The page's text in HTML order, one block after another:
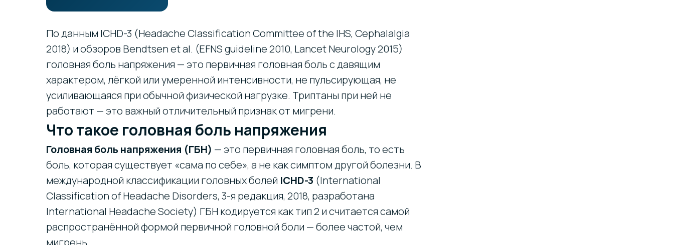
По данным ICHD-3 (Headache Classification Committee of the IHS, Cephalalgia
2018) и обзоров Bendtsen et al. (EFNS guideline 2010, Lancet Neurology 2015)
головная боль напряжения — это первичная головная боль с давящим
характером, лёгкой или умеренной интенсивности, не пульсирующая, не
усиливающаяся при обычной физической нагрузке. Триптаны при ней не
работают — это важный отличительный признак от мигрени.
Что такое головная боль напряжения
Головная боль напряжения (ГБН) — это первичная головная боль, то есть
боль, которая существует «сама по себе», а не как симптом другой болезни. В
международной классификации головных болей ICHD-3 (International
Classification of Headache Disorders, 3-я редакция, 2018, разработана
International Headache Society) ГБН кодируется как тип 2 и считается самой
распространённой формой первичной головной боли — более частой, чем
мигрень.